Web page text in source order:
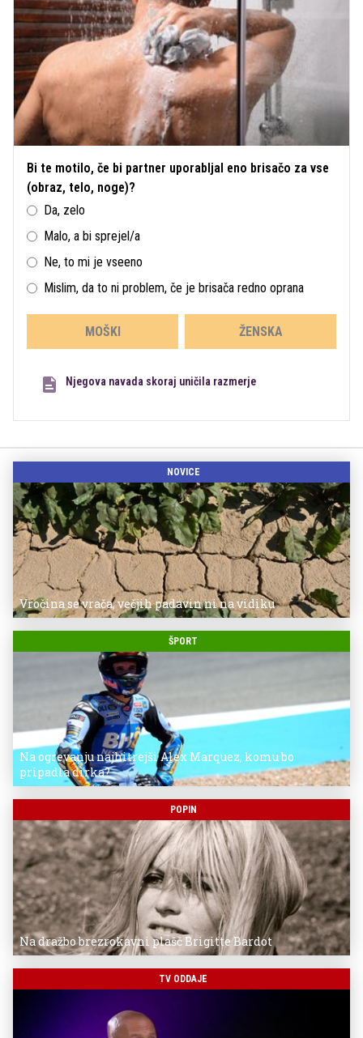
Bi te motilo, če bi partner uporabljal eno brisačo za vse
(obraz, telo, noge)?
Da, zelo
Malo, a bi sprejel/a
Ne, to mi je vseeno
Mislim, da to ni problem, če je brisača redno oprana
MOŠKI ŽENSKA
Njegova navada skoraj uničila razmerje
NOVICE
Vročina se vrača, večjih padavin ni na vidiku
ŠPORT
Na ogrevanju najhitrejši Alex Marquez, komu bo
pripadla dirka?
POPIN
Na dražbo brezrokavni plašč Brigitte Bardot
TV ODDAJE